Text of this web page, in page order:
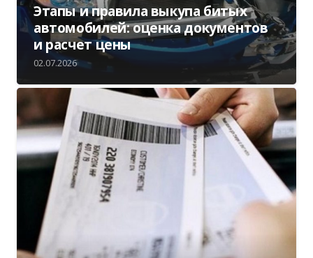
Этапы и правила выкупа битых
автомобилей: оценка документов
и расчет цены
02.07.2026